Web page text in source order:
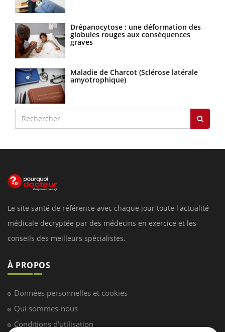
Drépanocytose : une déformation des
globules rouges aux conséquences
graves
Maladie de Charcot (Sclérose latérale
amyotrophique)
Le site santé de référence avec chaque jour toute l'actualité
médicale decryptée par des médecins en exercice et les
conseils des meilleurs spécialistes.
À PROPOS
Données personnelles et cookies
Qui sommes-nous
Conditions d'utilisation